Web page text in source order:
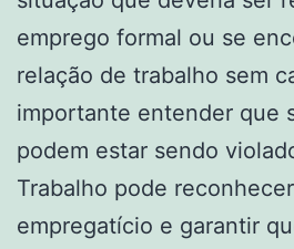
emprego formal ou se
relação de trabalho sem
importante entender que
podem estar sendo
Trabalho pode
empregatício e garantir